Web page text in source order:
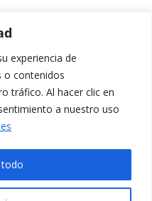
experiencia de
o contenidos
tráfico. Al hacer clic en
a nuestro uso
+34 93 405 44
Segueix-nos